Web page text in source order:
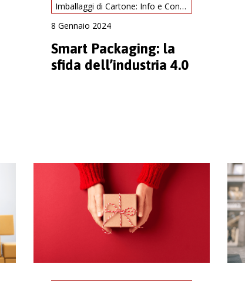
Imballaggi di Cartone: Info e Consigli
8 Gennaio 2024
Smart Packaging: la
sfida dell’industria 4.0